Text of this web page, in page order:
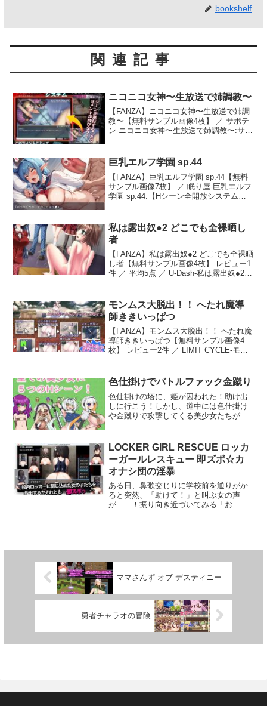
bookshelf
関連記事
ニコニコ女神〜生放送で姉調教〜
【FANZA】ニコニコ女神〜生放送で姉調
教〜【無料サンプル画像4枚】 ／ サボテ
ン-ニコニコ女神〜生放送で姉調教〜:サボ
す！！暴虐非道な姉に…
巨乳エルフ学園 sp.44
【FANZA】巨乳エルフ学園 sp.44【無料
サンプル画像7枚】 ／ 眠り屋-巨乳エルフ
学園 sp.44:【Hシーン全開放システム】
い！ さっ…
私は露出奴●2 どこでも全裸晒し
者
【FANZA】私は露出奴●2 どこでも全裸晒
し者【無料サンプル画像4枚】 レビュー1
件 ／ 平均5点 ／ U-Dash-私は露出奴●2
ばれ…
モンムス大脱出！！ へたれ魔導
師ききいっぱつ
【FANZA】モンムス大脱出！！ へたれ魔
導師ききいっぱつ【無料サンプル画像4
枚】 レビュー2件 ／ LIMIT CYCLE-モン
クADV。…
色仕掛けでバトルファック金蹴り
色仕掛けの塔に、姫が囚われた！助け出
しに行こう！しかし、道中には色仕掛け
や金蹴りで攻撃してくる美少女たちがい
スキップメッセージオートバックログ使
用した音素材OtoLogic
LOCKER GIRL RESCUE ロッカ
ーガールレスキュー 即ズボ☆カ
オナシ団の淫暴
ある日、鼻歌交じりに学校前を通りがか
ると突然、「助けて！」と叫ぶ女の声
が……！振り向き近づいてみる「お
「教師」で、逃げ出すときに女の子を守
るため校内の「ロッカー」に女の子を閉
じ込めてきたという。女教師から秘密の
暗証番号を伝えられ、「女の子たちをど
「おれ」はそのまま一人学校へと乗り込
んでいくことになるのであった、
が……！
ママさんず オブ デスティニー
勇者チャラオの冒険